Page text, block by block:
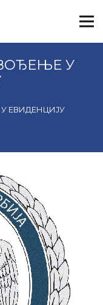
У
ЕВИДЕНЦИЈУ